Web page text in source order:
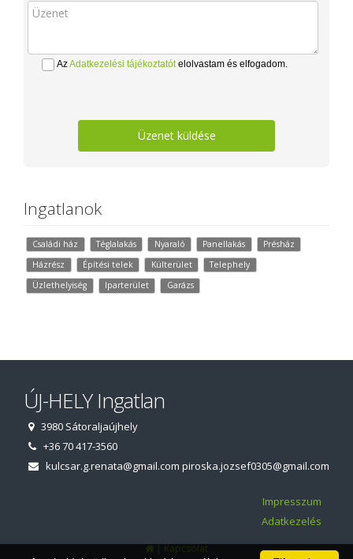
AzAdatkezelési tájékoztatótelolvastam és elfogadom.
Üzenet küldése
Ingatlanok
Családi ház Téglalakás Nyaraló Panellakás
Présház
Házrész
Építési telek Külterület
Telephely
Üzlethelyiség
Iparterület Garázs
ÚJ-HELY Ingatlan
3980 Sátoraljaújhely
+36 70 417-3560
kulcsar.g.renata@gmail.com piroska.jozsef0305@gmail.com
Impresszum
Adatkezelés
|Kapcsolat